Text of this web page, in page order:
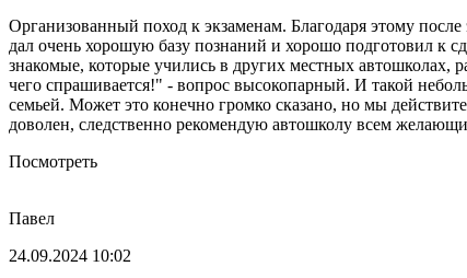
Организованный поход к экзаменам. Благодаря этому
дал очень хорошую базу познаний и хорошо подготовил к
знакомые, которые учились в других местных автошколах,
чего спрашивается!" - вопрос высокопарный. И такой
семьей. Может это конечно громко сказано, но мы
доволен, следственно рекомендую автошколу всем
Посмотреть
Павел
24.09.2024 10:02